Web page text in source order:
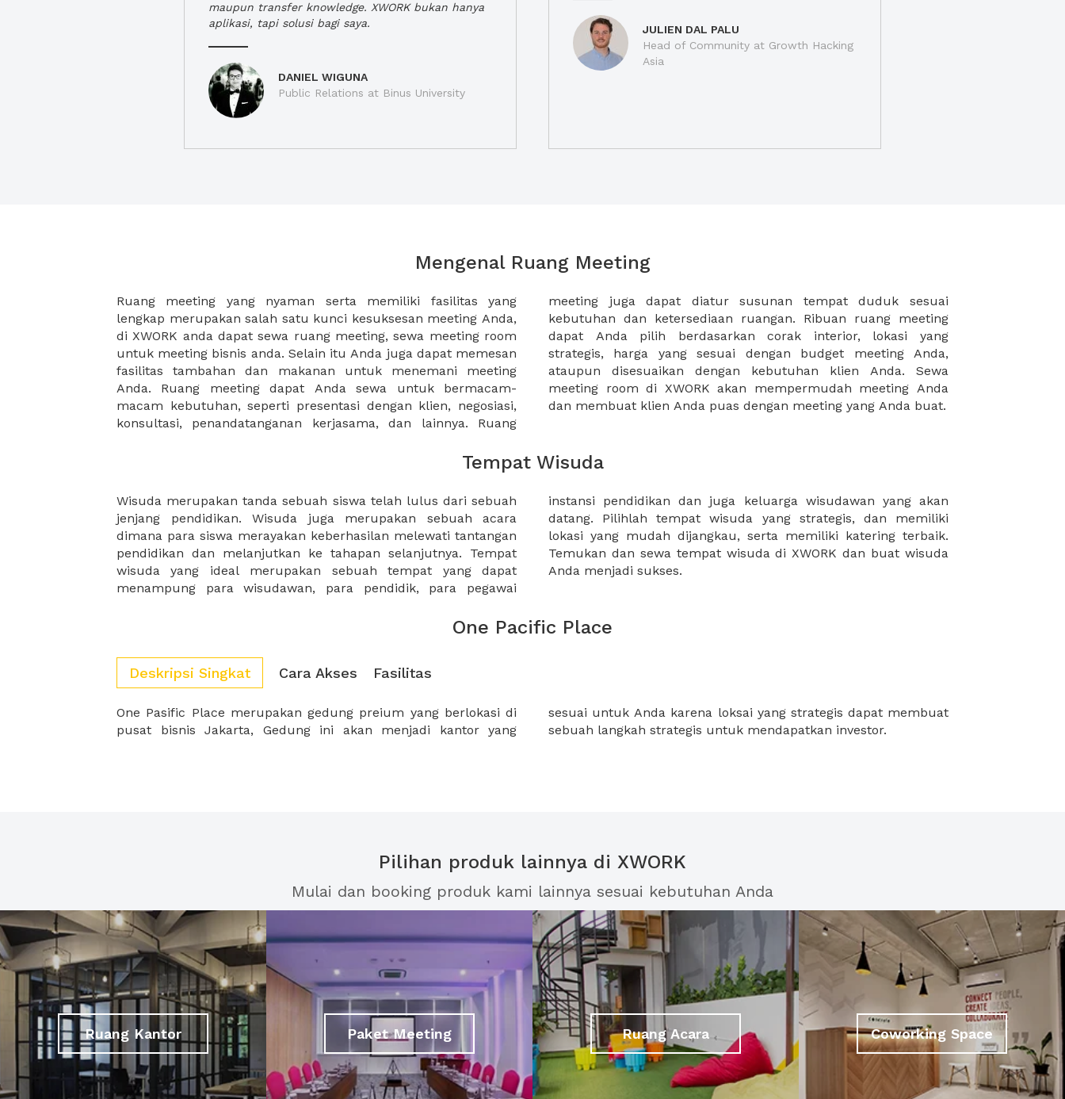
maupun transfer knowledge. XWORK bukan hanya
aplikasi, tapi solusi bagi saya.
DANIEL WIGUNA
Public Relations at Binus University
JULIEN DAL PALU
Head of Community at Growth Hacking
Asia
Mengenal Ruang Meeting
Ruang meeting yang nyaman serta memiliki fasilitas yang
lengkap merupakan salah satu kunci kesuksesan meeting Anda,
di XWORK anda dapat sewa ruang meeting, sewa meeting room
untuk meeting bisnis anda. Selain itu Anda juga dapat memesan
fasilitas tambahan dan makanan untuk menemani meeting
Anda. Ruang meeting dapat Anda sewa untuk bermacam-
macam kebutuhan, seperti presentasi dengan klien, negosiasi,
konsultasi, penandatanganan kerjasama, dan lainnya. Ruang
meeting juga dapat diatur susunan tempat duduk sesuai
kebutuhan dan ketersediaan ruangan. Ribuan ruang meeting
dapat Anda pilih berdasarkan corak interior, lokasi yang
strategis, harga yang sesuai dengan budget meeting Anda,
ataupun disesuaikan dengan kebutuhan klien Anda. Sewa
meeting room di XWORK akan mempermudah meeting Anda
dan membuat klien Anda puas dengan meeting yang Anda buat.
Tempat Wisuda
Wisuda merupakan tanda sebuah siswa telah lulus dari sebuah
jenjang pendidikan. Wisuda juga merupakan sebuah acara
dimana para siswa merayakan keberhasilan melewati tantangan
pendidikan dan melanjutkan ke tahapan selanjutnya. Tempat
wisuda yang ideal merupakan sebuah tempat yang dapat
menampung para wisudawan, para pendidik, para pegawai
instansi pendidikan dan juga keluarga wisudawan yang akan
datang. Pilihlah tempat wisuda yang strategis, dan memiliki
lokasi yang mudah dijangkau, serta memiliki katering terbaik.
Temukan dan sewa tempat wisuda di XWORK dan buat wisuda
Anda menjadi sukses.
One Pacific Place
Deskripsi Singkat Cara Akses Fasilitas
One Pasific Place merupakan gedung preium yang berlokasi di
pusat bisnis Jakarta, Gedung ini akan menjadi kantor yang
sesuai untuk Anda karena loksai yang strategis dapat membuat
sebuah langkah strategis untuk mendapatkan investor.
Pilihan produk lainnya di XWORK
Mulai dan booking produk kami lainnya sesuai kebutuhan Anda
Ruang Kantor Paket Meeting Ruang Acara Coworking Space